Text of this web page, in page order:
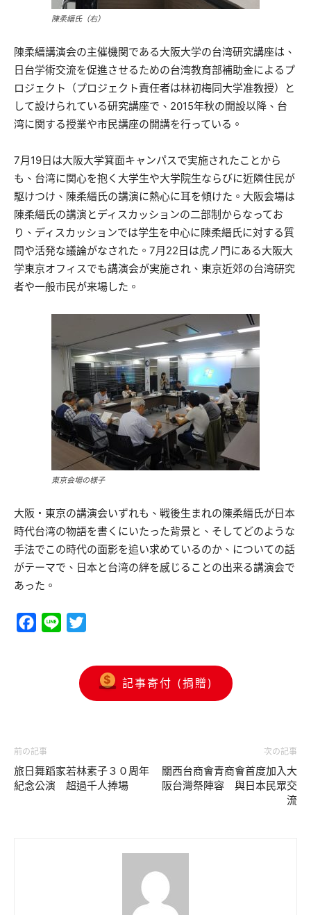
陳柔縉氏（右）
陳柔縉講演会の主催機関である大阪大学の台湾研究講座は、
日台学術交流を促進させるための台湾教育部補助金によるプ
ロジェクト（プロジェクト責任者は林初梅同大学准教授）と
して設けられている研究講座で、2015年秋の開設以降、台
湾に関する授業や市民講座の開講を行っている。
7月19日は大阪大学箕面キャンパスで実施されたことから
も、台湾に関心を抱く大学生や大学院生ならびに近隣住民が
駆けつけ、陳柔縉氏の講演に熱心に耳を傾けた。大阪会場は
陳柔縉氏の講演とディスカッションの二部制からなってお
り、ディスカッションでは学生を中心に陳柔縉氏に対する質
問や活発な議論がなされた。7月22日は虎ノ門にある大阪大
学東京オフィスでも講演会が実施され、東京近郊の台湾研究
者や一般市民が来場した。
東京会場の様子
大阪・東京の講演会いずれも、戦後生まれの陳柔縉氏が日本
時代台湾の物語を書くにいたった背景と、そしてどのような
手法でこの時代の面影を追い求めているのか、についての話
がテーマで、日本と台湾の絆を感じることの出来る講演会で
あった。
Facebook
Line
記事寄付 (捐贈)
前の記事
旅日舞蹈家若林素子３０周年
紀念公演 超過千人捧場
次の記事
關西台商會青商會首度加入大
阪台灣祭陣容 與日本民眾交
流